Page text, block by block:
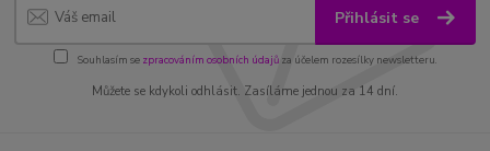
Přihlásit se
Souhlasím se zpracováním osobních údajůza účelem rozesílky newsletteru.
Můžete se kdykoli odhlásit. Zasíláme jednou za 14 dní.